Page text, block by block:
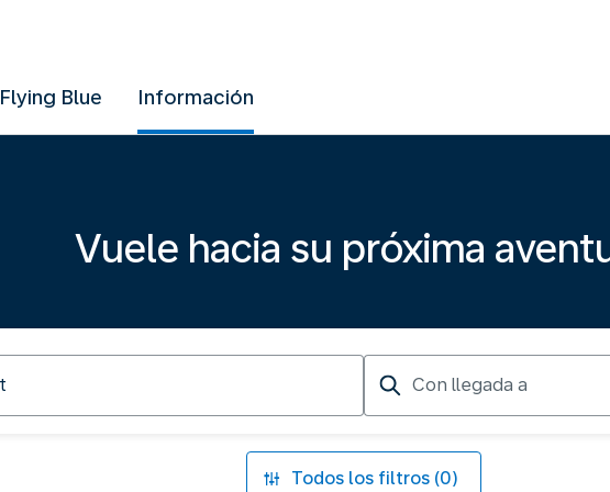
Flying Blue Información
Vuele hacia su próxima
Con
llegada
a
Todos los filtros (0)